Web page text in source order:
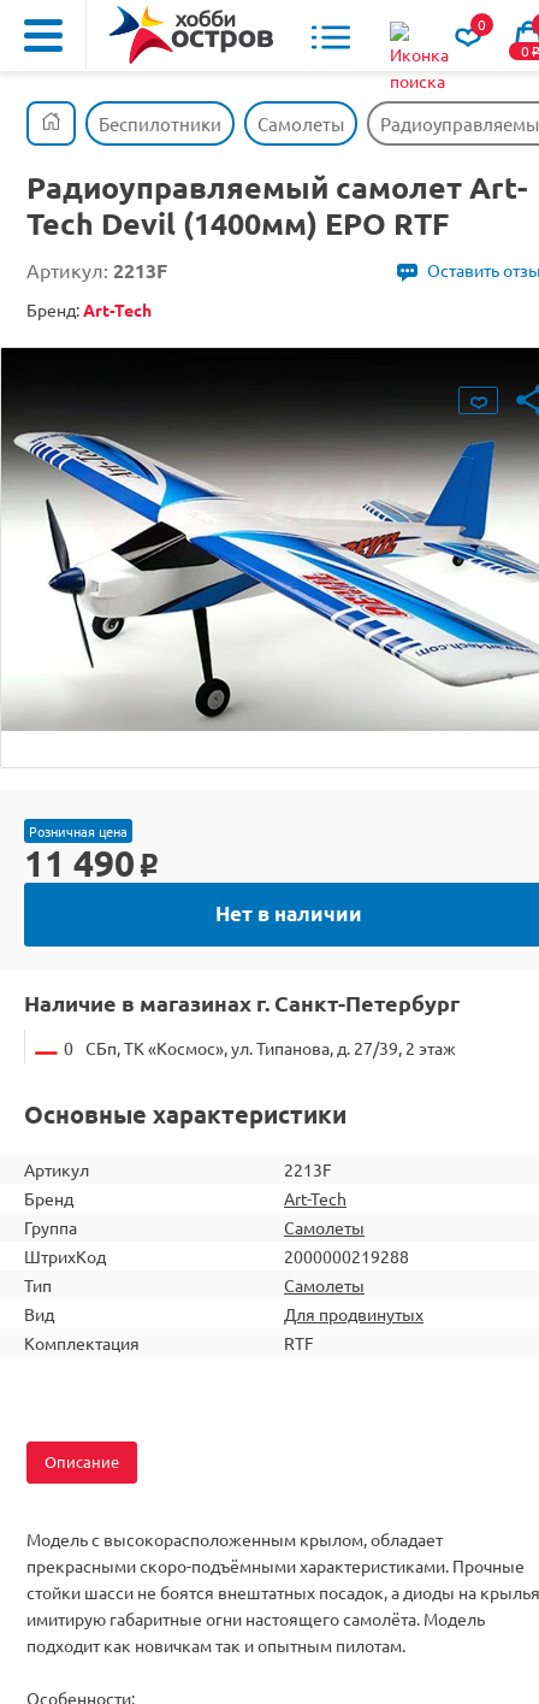
0
0o
Беспилотники Самолеты
Радиоуправляемый самолет Art-
Tech Devil (1400мм) EPO RTF
Артикул: 2213F
Оставить
Бренд:Art-Tech
Розничная цена
11 490 o
Нет в наличии
Наличие в магазинах г. Санкт-Петербург
0 СБп, ТК «Космос», ул. Типанова, д. 27/39, 2 этаж
Основные характеристики
Артикул
2213F
Бренд
Art-Tech
Группа
Самолеты
ШтрихКод
2000000219288
Тип
Самолеты
Вид
Для продвинутых
Комплектация
RTF
Описание
Модель с высокорасположенным крылом, обладает
прекрасными скоро-подъёмными характеристиками. Прочные
стойки шасси не боятся внештатных посадок, а диоды на
имитирую габаритные огни настоящего самолёта. Модель
подходит как новичкам так и опытным пилотам.
Особенности: